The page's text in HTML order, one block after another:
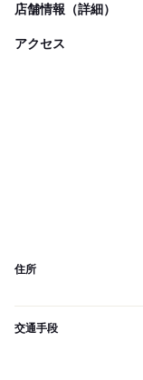
店舗情報（詳細）
アクセス
住所
交通手段